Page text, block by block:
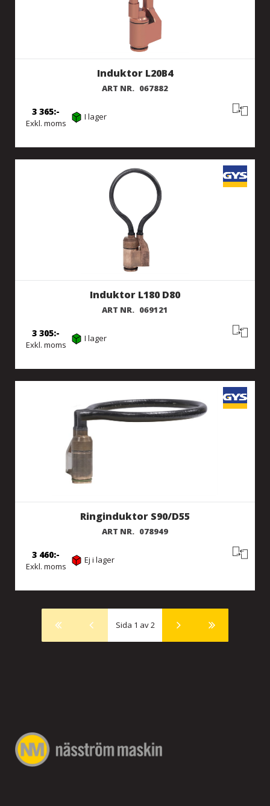
Induktor L20B4
ART NR. 067882
Exkl. moms
3 365 I lager
Induktor L180 D80
ART NR. 069121
Exkl. moms
3 305 I lager
Ringinduktor S90/D55
ART NR. 078949
Exkl. moms
3 460 Ej i lager
Sida 1 av 2